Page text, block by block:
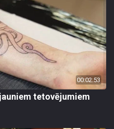
00:02:53
tetovējumiem